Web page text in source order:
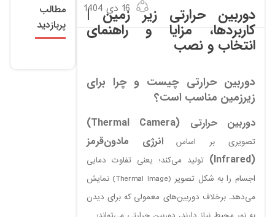
16 دی 1404
دوربین حرارتی زیر زمین |
کاربردها، مزایا و راهنمای
انتخاب و نصب
دوربین حرارتی چیست و چرا برای
زیرزمین مناسب است؟
دوربین حرارتی (Thermal Camera)
تصویری بر اساسانرژی مادون‌قرمز
(Infrared)
تولید می‌کند؛ یعنی تفاوت دمایی
اجسام را به شکل تصویر (Thermal Image) نمایش
می‌دهد. برخلاف دوربین‌های معمولی که برای دیدن
مطالب
پربازدید